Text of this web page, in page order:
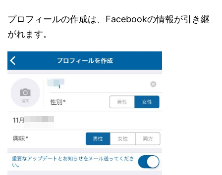
プロフィールの作成は、Facebookの情報が引き継
がれます。